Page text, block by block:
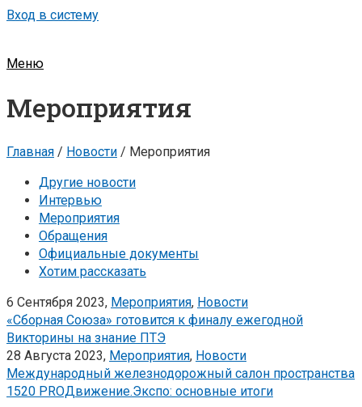
Вход в систему
Меню
Мероприятия
Главная / Новости / Мероприятия
Другие новости
Интервью
Мероприятия
Обращения
Официальные документы
Хотим рассказать
6 Сентября 2023, Мероприятия, Новости
«Сборная Союза» готовится к финалу ежегодной
Викторины на знание ПТЭ
28 Августа 2023, Мероприятия, Новости
Международный железнодорожный салон пространства
1520 PROДвижение.Экспо: основные итоги